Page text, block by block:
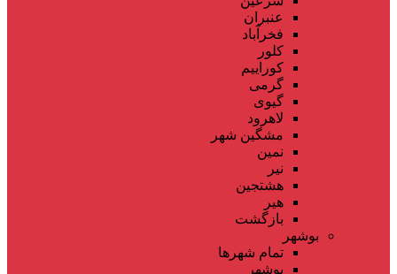
عنبران
فخرآباد
کلور
کوراییم
گرمی
گیوی
لاهرود
مشگین شهر
نمین
نیر
هشتجین
هیر
بازگشت
بوشهر
تمام شهر‌ها
بوشهر